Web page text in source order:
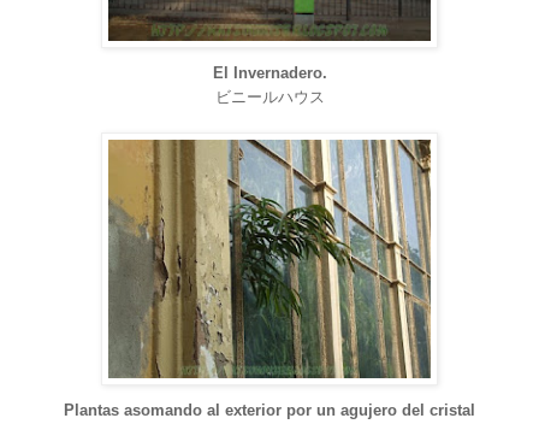
El Invernadero.
ビニールハウス
Plantas asomando al exterior por un agujero del cristal